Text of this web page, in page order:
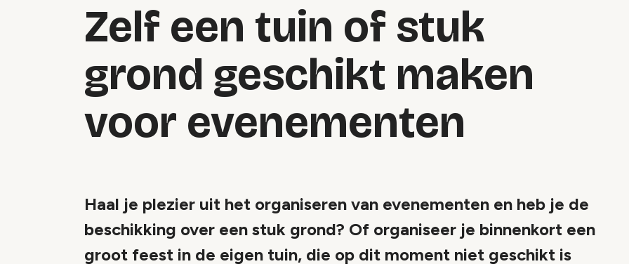
Zelf een tuin of stuk
grond geschikt maken
voor evenementen
Haal je plezier uit het organiseren van evenementen en heb je de
beschikking over een stuk grond? Of organiseer je binnenkort een
groot feest in de eigen tuin, die op dit moment niet geschikt is